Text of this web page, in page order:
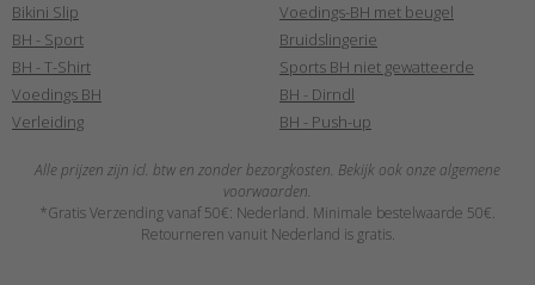
Bikini Slip
BH - Sport
BH - T-Shirt
Voedings BH
Verleiding
Voedings-BH met beugel
Bruidslingerie
Sports BH niet gewatteerde
BH - Dirndl
BH - Push-up
Alle prijzen zijn icl. btw en zonder bezorgkosten. Bekijk ook onze algemene
voorwaarden.
*Gratis Verzending vanaf 50€: Nederland. Minimale bestelwaarde 50€.
Retourneren vanuit Nederland is gratis.